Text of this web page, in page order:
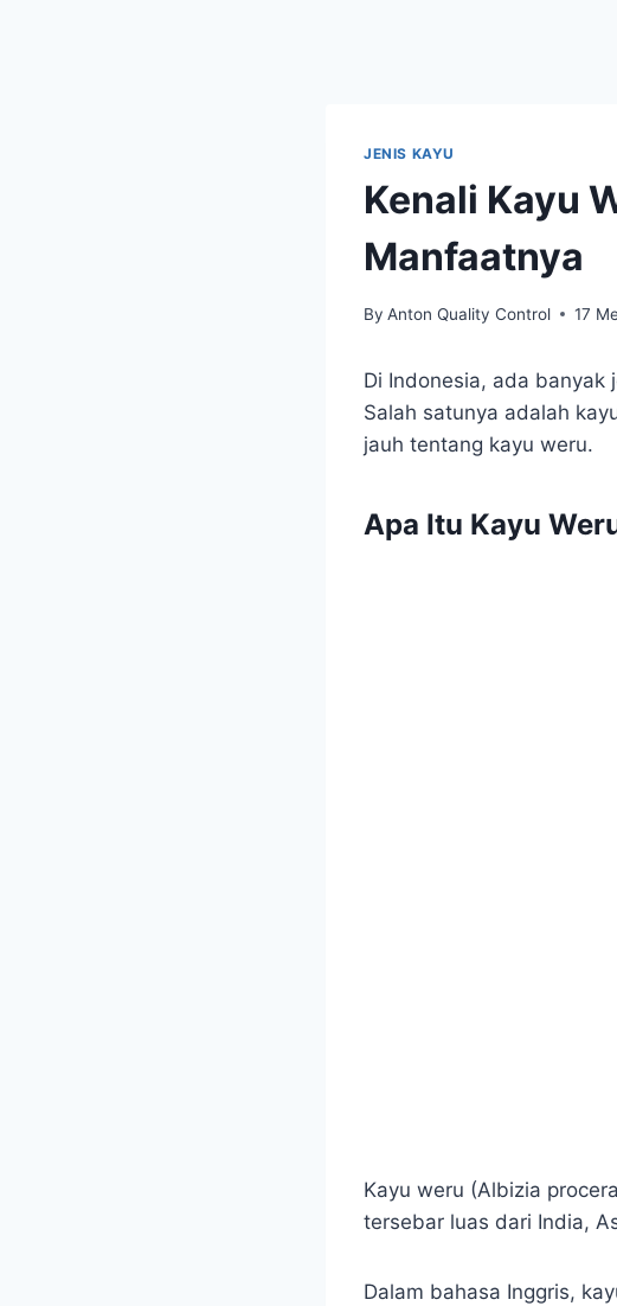
JENIS KAYU
Kenali Kayu
Manfaatnya
By Anton Quality Control 17
Di Indonesia, ada banyak
Salah satunya adalah
jauh tentang kayu weru.
Apa Itu Kayu
Kayu weru (Albizia
tersebar luas dari India,
Dalam bahasa Inggris,